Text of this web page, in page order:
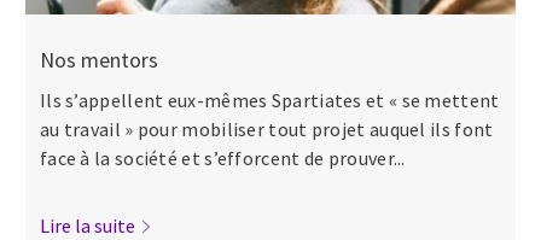
Nos mentors
Ils s’appellent eux-mêmes Spartiates et « se mettent
au travail » pour mobiliser tout projet auquel ils font
face à la société et s’efforcent de prouver...
Lire la suite